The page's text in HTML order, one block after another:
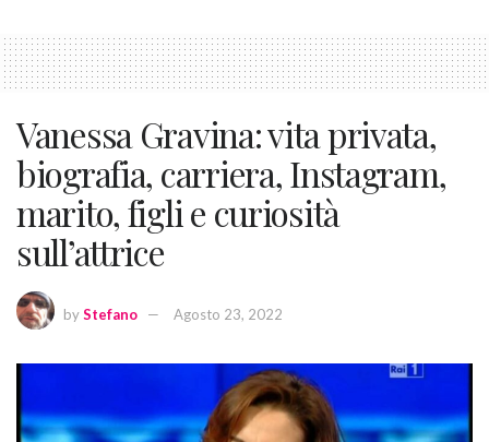
Vanessa Gravina: vita privata,
biografia, carriera, Instagram,
marito, figli e curiosità
sull’attrice
byStefano Agosto 23, 2022